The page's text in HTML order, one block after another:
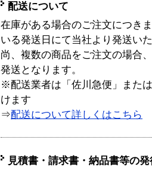
配送について
在庫がある場合のご注文につき
いる発送日にて当社より発送い
尚、複数の商品をご注文の場合
発送となります。
※配送業者は「佐川急便」また
けます
⇒配送について詳しくはこちら
見積書・請求書・納品書等の